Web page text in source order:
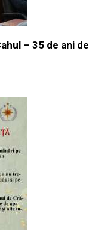
– 35 de ani de